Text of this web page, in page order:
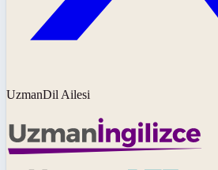
UzmanDil Ailesi